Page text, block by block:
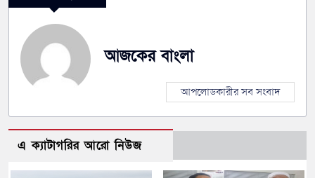
আজকের বাংলা
আপলোডকারীর সব সংবাদ
এ ক্যাটাগরির আরো নিউজ